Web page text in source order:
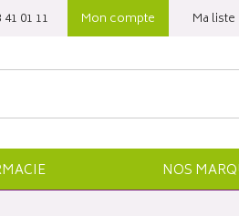
41 01 11‬ Mon compte Ma liste
NOS